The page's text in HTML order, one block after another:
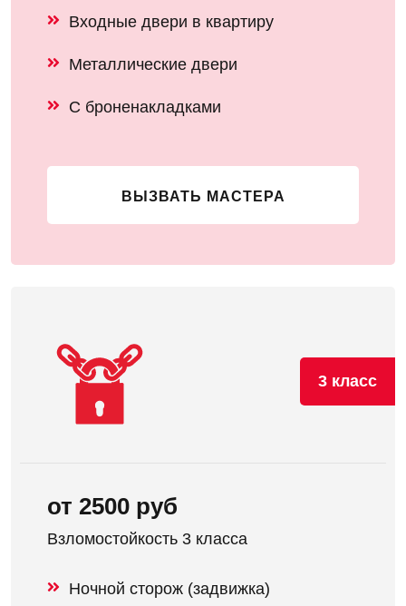
Входные двери в квартиру
Металлические двери
С броненакладками
ВЫЗВАТЬ МАСТЕРА
3 класс
от 2500 руб
Взломостойкость 3 класса
Ночной сторож (задвижка)